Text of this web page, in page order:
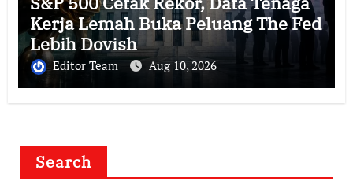
Kerja Lemah Buka Peluang The Fed
Lebih Dovish
Editor Team Aug 10, 2026
Search